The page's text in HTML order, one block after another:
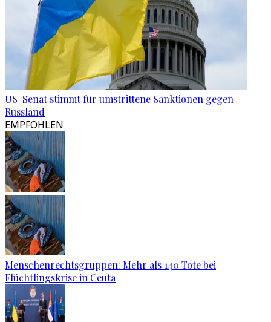
US-Senat stimmt für umstrittene Sanktionen gegen
Russland
EMPFOHLEN
Menschenrechtsgruppen: Mehr als 140 Tote bei
Flüchtlingskrise in Ceuta